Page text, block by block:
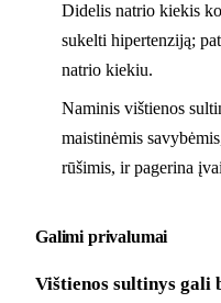
Didelis natrio kiekis
sukelti hipertenziją;
natrio kiekiu.
Naminis vištienos
maistinėmis
rūšimis, ir pagerina
Galimi privalumai
Vištienos sultinys gali